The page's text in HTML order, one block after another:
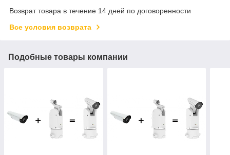
Возврат товара в течение 14 дней по договоренности
Все условия возврата
Подобные товары компании